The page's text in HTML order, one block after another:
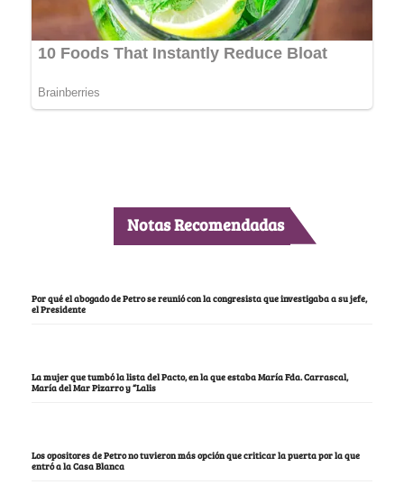
Notas Recomendadas
Por qué el abogado de Petro se reunió con la congresista que investigaba a su jefe,
el Presidente
La mujer que tumbó la lista del Pacto, en la que estaba María Fda. Carrascal,
María del Mar Pizarro y “Lalis
Los opositores de Petro no tuvieron más opción que criticar la puerta por la que
entró a la Casa Blanca